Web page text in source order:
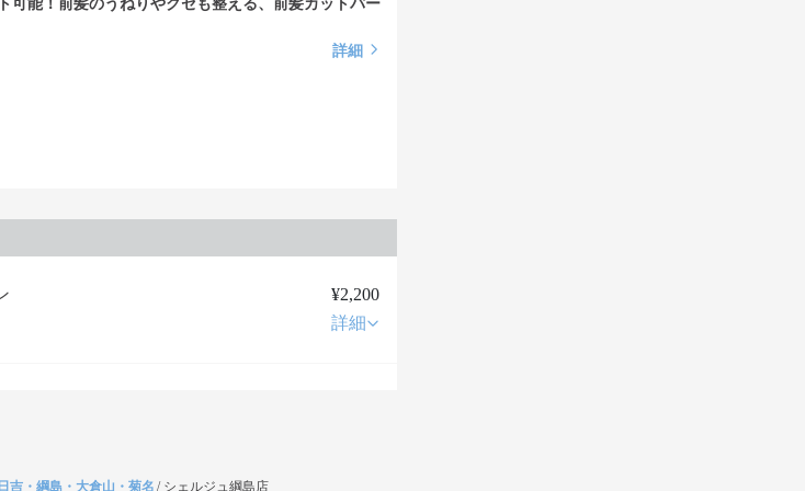
可能！前髪のうねりやクセも整える、前髪カットパー
詳細
¥2,200
詳細
吉・綱島・大倉山・菊名 / シェルジュ綱島店